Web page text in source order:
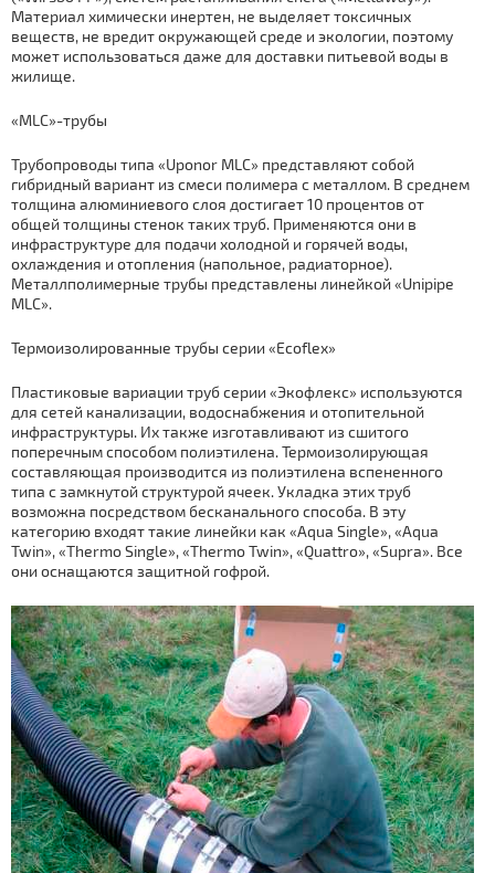
Материал химически инертен, не выделяет токсичных
веществ, не вредит окружающей среде и экологии, поэтому
может использоваться даже для доставки питьевой воды в
жилище.
«MLC»-трубы
Трубопроводы типа «Uponor MLC» представляют собой
гибридный вариант из смеси полимера с металлом. В среднем
толщина алюминиевого слоя достигает 10 процентов от
общей толщины стенок таких труб. Применяются они в
инфраструктуре для подачи холодной и горячей воды,
охлаждения и отопления (напольное, радиаторное).
Металлполимерные трубы представлены линейкой «Unipipe
MLC».
Термоизолированные трубы серии «Ecoflex»
Пластиковые вариации труб серии «Экофлекс» используются
для сетей канализации, водоснабжения и отопительной
инфраструктуры. Их также изготавливают из сшитого
поперечным способом полиэтилена. Термоизолирующая
составляющая производится из полиэтилена вспененного
типа с замкнутой структурой ячеек. Укладка этих труб
возможна посредством бесканального способа. В эту
категорию входят такие линейки как «Aqua Single», «Aqua
Twin», «Thermo Single», «Thermo Twin», «Quattro», «Supra». Все
они оснащаются защитной гофрой.